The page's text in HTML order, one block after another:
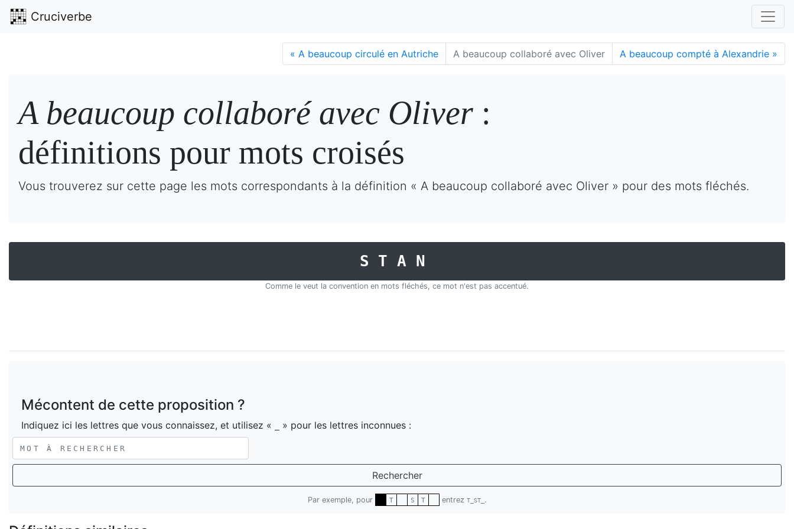
Cruciverbe
« A beaucoup circulé en Autriche A beaucoup collaboré avec Oliver A beaucoup compté à Alexandrie »
A beaucoup collaboré avec Oliver :
définitions pour mots croisés
Vous trouverez sur cette page les mots correspondants à la définition « A beaucoup collaboré avec Oliver » pour des mots fléchés.
STAN
Comme le veut la convention en mots fléchés, ce mot n'est pas accentué.
Mécontent de cette proposition ?
Indiquez ici les lettres que vous connaissez, et utilisez « » pour les lettres inconnues :
Rechercher
Par exemple, pour T S T entrez T_ST_ .